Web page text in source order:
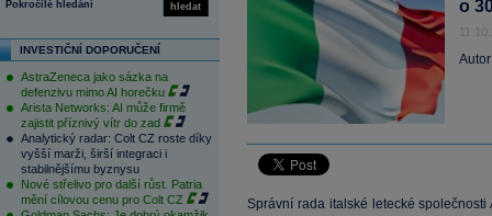
hledat
Pokročilé hledání
INVESTIČNÍ DOPORUČENÍ
AstraZeneca jako sázka na
defenzivu mimo AI horečku
Arista Networks: AI může firmě
zajistit příznivý vítr do zad
Analytický radar: Colt CZ roste díky
vyšší marži, širší integraci i
stabilnějšímu byznysu
Nové střelivo pro další růst. Patria
mění cílovou cenu pro Colt CZ
o
Správní rada italské letecké